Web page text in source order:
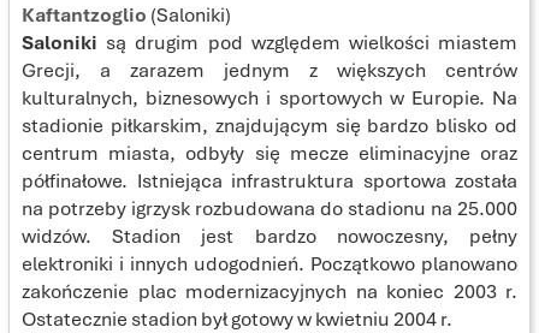
Kaftantzoglio (Saloniki)
Saloniki są drugim pod względem wielkości miastem
Grecji, a zarazem jednym z większych centrów
kulturalnych, biznesowych i sportowych w Europie. Na
stadionie piłkarskim, znajdującym się bardzo blisko od
centrum miasta, odbyły się mecze eliminacyjne oraz
półfinałowe. Istniejąca infrastruktura sportowa została
na potrzeby igrzysk rozbudowana do stadionu na 25.000
widzów. Stadion jest bardzo nowoczesny, pełny
elektroniki i innych udogodnień. Początkowo planowano
zakończenie plac modernizacyjnych na koniec 2003 r.
Ostatecznie stadion był gotowy w kwietniu 2004 r.